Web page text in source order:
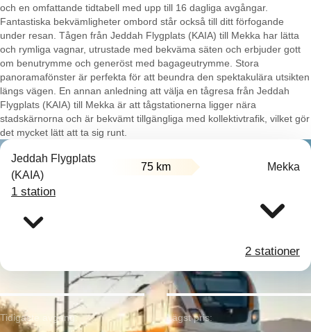
och en omfattande tidtabell med upp till 16 dagliga avgångar.
Fantastiska bekvämligheter ombord står också till ditt förfogande
under resan. Tågen från Jeddah Flygplats (KAIA) till Mekka har lätta
och rymliga vagnar, utrustade med bekväma säten och erbjuder gott
om benutrymme och generöst med bagageutrymme. Stora
panoramafönster är perfekta för att beundra den spektakulära utsikten
längs vägen. En annan anledning att välja en tågresa från Jeddah
Flygplats (KAIA) till Mekka är att tågstationerna ligger nära
stadskärnorna och är bekvämt tillgängliga med kollektivtrafik, vilket gör
det mycket lätt att ta sig runt.
Jeddah Flygplats
(KAIA)
75 km Mekka
1 station
2 stationer
Tidigaste avgång: Lägst pris: